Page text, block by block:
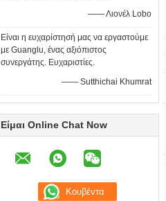
—— Λιονέλ Lobo
Είναι η ευχαρίστησή μας να εργαστούμε
με Guanglu, ένας αξιόπιστος
συνεργάτης. Ευχαριστίες.
—— Sutthichai Khumrat
Είμαι Online Chat Now